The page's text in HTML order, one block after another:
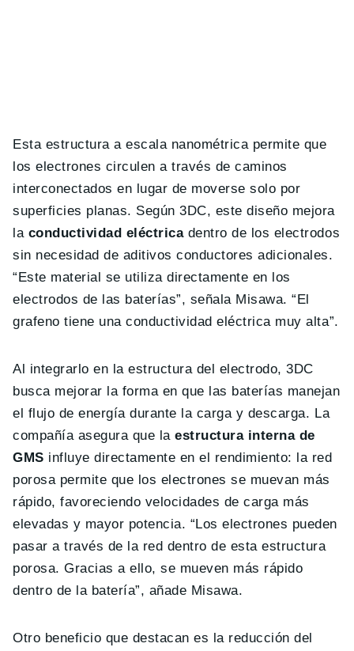
Esta estructura a escala nanométrica permite que
los electrones circulen a través de caminos
interconectados en lugar de moverse solo por
superficies planas. Según 3DC, este diseño mejora
la conductividad eléctricadentro de los electrodos
sin necesidad de aditivos conductores adicionales.
“Este material se utiliza directamente en los
electrodos de las baterías”, señala Misawa. “El
grafeno tiene una conductividad eléctrica muy alta”.
Al integrarlo en la estructura del electrodo, 3DC
busca mejorar la forma en que las baterías manejan
el flujo de energía durante la carga y descarga. La
compañía asegura que laestructura interna de
GMS influye directamente en el rendimiento: la red
porosa permite que los electrones se muevan más
rápido, favoreciendo velocidades de carga más
elevadas y mayor potencia. “Los electrones pueden
pasar a través de la red dentro de esta estructura
porosa. Gracias a ello, se mueven más rápido
dentro de la batería”, añade Misawa.
Otro beneficio que destacan es la reducción del